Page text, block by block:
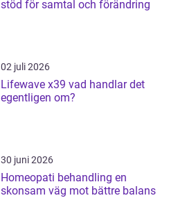
stöd för samtal och förändring
02 juli 2026
Lifewave x39 vad handlar det
egentligen om?
30 juni 2026
Homeopati behandling en
skonsam väg mot bättre balans